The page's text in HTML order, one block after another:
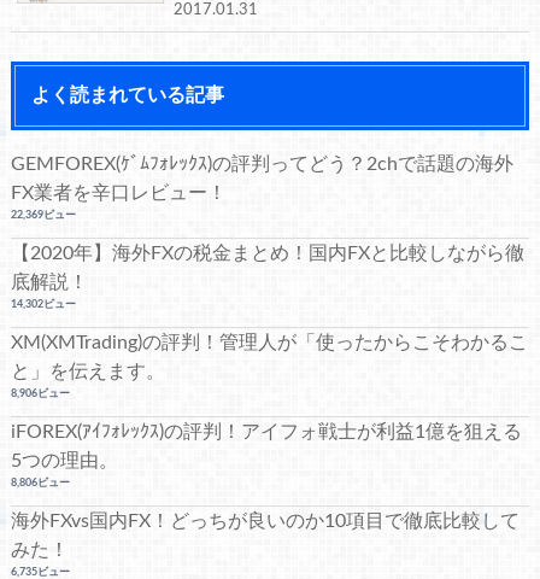
2017.01.31
よく読まれている記事
GEMFOREX(ｹﾞﾑﾌｫﾚｯｸｽ)の評判ってどう？2chで話題の海外
FX業者を辛口レビュー！
22,369ビュー
【2020年】海外FXの税金まとめ！国内FXと比較しながら徹
底解説！
14,302ビュー
XM(XMTrading)の評判！管理人が「使ったからこそわかるこ
と」を伝えます。
8,906ビュー
iFOREX(ｱｲﾌｫﾚｯｸｽ)の評判！アイフォ戦士が利益1億を狙える
5つの理由。
8,806ビュー
海外FXvs国内FX！どっちが良いのか10項目で徹底比較して
みた！
6,735ビュー